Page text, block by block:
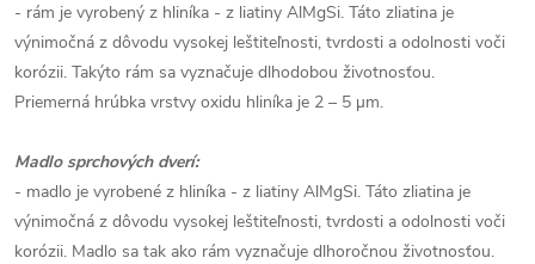
- rám je vyrobený z hliníka - z liatiny AlMgSi. Táto zliatina je
výnimočná z dôvodu vysokej leštiteľnosti, tvrdosti a odolnosti voči
korózii. Takýto rám sa vyznačuje dlhodobou životnosťou.
Priemerná hrúbka vrstvy oxidu hliníka je 2 – 5 µm.
Madlo sprchových dverí:
- madlo je vyrobené z hliníka - z liatiny AlMgSi. Táto zliatina je
výnimočná z dôvodu vysokej leštiteľnosti, tvrdosti a odolnosti voči
korózii. Madlo sa tak ako rám vyznačuje dlhoročnou životnosťou.